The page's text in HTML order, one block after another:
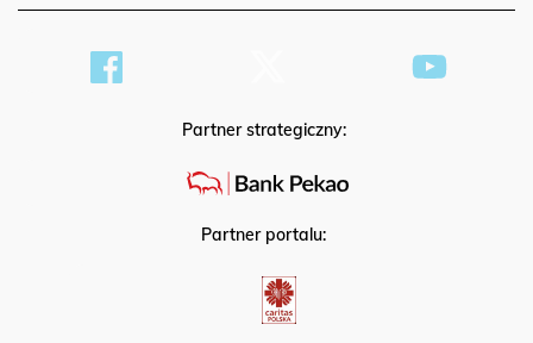
Partner strategiczny:
Partner portalu: